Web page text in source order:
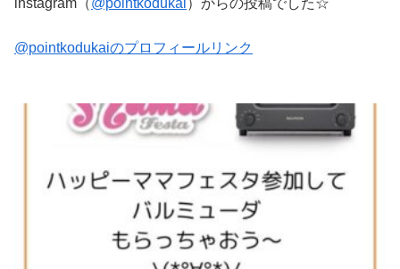
@pointkodukaiのプロフィールリンク